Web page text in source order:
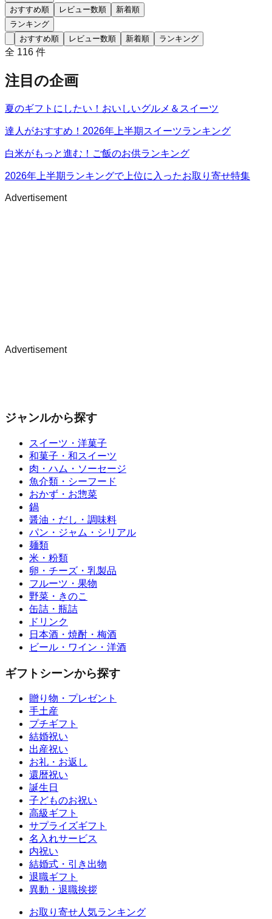
おすすめ順 レビュー数順
新着順
ランキング
おすすめ順
レビュー数順 新着順 ランキング
全 116 件
注目の企画
夏のギフトにしたい！おいしいグルメ＆スイーツ
達人がおすすめ！2026年上半期スイーツランキング
白米がもっと進む！ご飯のお供ランキング
2026年上半期ランキングで上位に入ったお取り寄せ特集
Advertisement
Advertisement
ジャンルから探す
スイーツ・洋菓子
和菓子・和スイーツ
肉・ハム・ソーセージ
魚介類・シーフード
おかず・お惣菜
鍋
醤油・だし・調味料
パン・ジャム・シリアル
麺類
米・粉類
卵・チーズ・乳製品
フルーツ・果物
野菜・きのこ
缶詰・瓶詰
ドリンク
日本酒・焼酎・梅酒
ビール・ワイン・洋酒
ギフトシーンから探す
贈り物・プレゼント
手土産
プチギフト
結婚祝い
出産祝い
お礼・お返し
還暦祝い
誕生日
子どものお祝い
高級ギフト
サプライズギフト
名入れサービス
内祝い
結婚式・引き出物
退職ギフト
異動・退職挨拶
お取り寄せ人気ランキング